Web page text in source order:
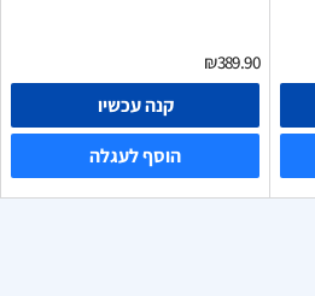
₪389.90
קנה עכשיו
הוסף לעגלה